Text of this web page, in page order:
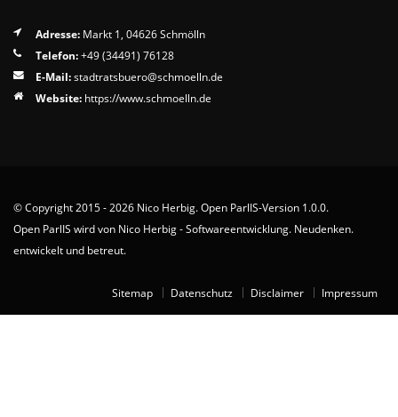
Adresse: Markt 1, 04626 Schmölln
Telefon:+49 (34491) 76128
E-Mail:stadtratsbuero schmoellnde
Website: https://www.schmoelln.de
© Copyright 2015 - 2026 Nico Herbig. Open ParlIS-Version 1.0.0.
Open ParlIS wird von Nico Herbig - Softwareentwicklung. Neudenken.
entwickelt und betreut.
Sitemap Datenschutz Disclaimer Impressum